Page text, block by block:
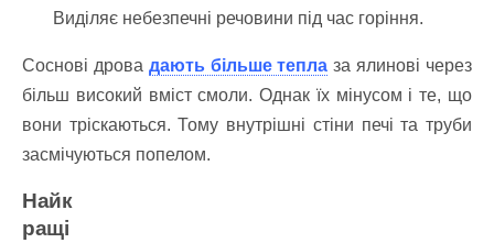
Виділяє небезпечні речовини під час горіння.
Соснові дрова дають більше тепла за ялинові через
більш високий вміст смоли. Однак їх мінусом і те, що
вони тріскаються. Тому внутрішні стіни печі та труби
засмічуються попелом.
Найк
ращі